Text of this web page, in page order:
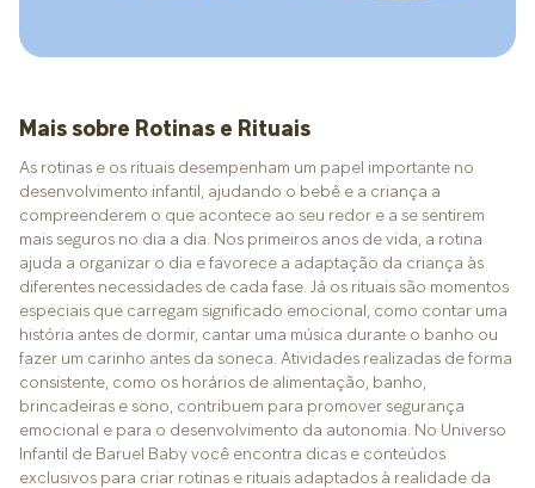
Mais sobre Rotinas e Rituais
As rotinas e os rituais desempenham um papel importante no
desenvolvimento infantil, ajudando o bebê e a criança a
compreenderem o que acontece ao seu redor e a se sentirem
mais seguros no dia a dia. Nos primeiros anos de vida, a rotina
ajuda a organizar o dia e favorece a adaptação da criança às
diferentes necessidades de cada fase. Já os rituais são momentos
especiais que carregam significado emocional, como contar uma
história antes de dormir, cantar uma música durante o banho ou
fazer um carinho antes da soneca. Atividades realizadas de forma
consistente, como os horários de alimentação, banho,
brincadeiras e sono, contribuem para promover segurança
emocional e para o desenvolvimento da autonomia. No Universo
Infantil de Baruel Baby você encontra dicas e conteúdos
exclusivos para criar rotinas e rituais adaptados à realidade da